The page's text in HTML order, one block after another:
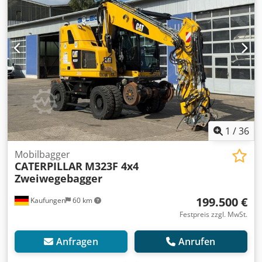
1 /36
Kaufungen 60 km
Mobilbagger
CATERPILLAR M323F 4x4
Zweiwegebagger
199.500 €
Festpreis zzgl. MwSt.
Anfragen Anrufen